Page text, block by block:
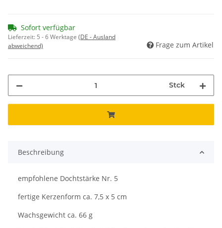
Sofort verfügbar
Lieferzeit: 5 - 6 Werktage (DE - Ausland
abweichend)
Frage zum Artikel
Stck
Beschreibung
empfohlene Dochtstärke Nr. 5
fertige Kerzenform ca. 7,5 x 5 cm
Wachsgewicht ca. 66 g